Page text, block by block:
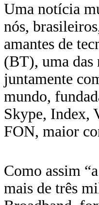
Uma notícia
nós,
amantes de
(BT), uma das
juntamente
mundo,
Skype, Index,
FON, maior
Como assim
mais de três